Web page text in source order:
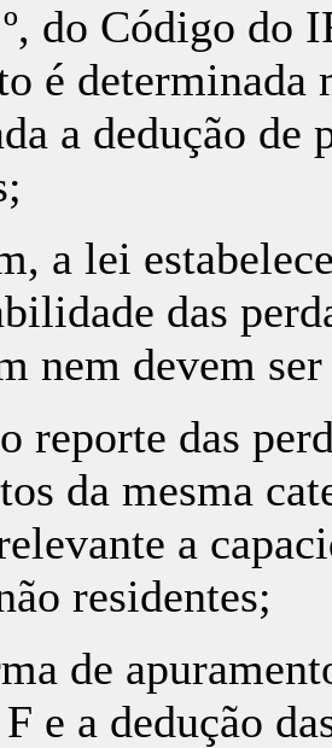
do Código do
é determinada
a dedução de
a lei
das
nem devem
reporte das
da mesma
a
residentes;
de
e a dedução